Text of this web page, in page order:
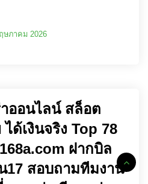
ษภาคม 2026
ออนไลน์ สล็อต
ด้เงินจริง Top 78
ฝากบิล
17 สอบถามทีมงาน